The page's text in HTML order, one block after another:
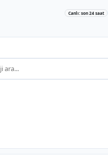
Canlı: son 24 saat